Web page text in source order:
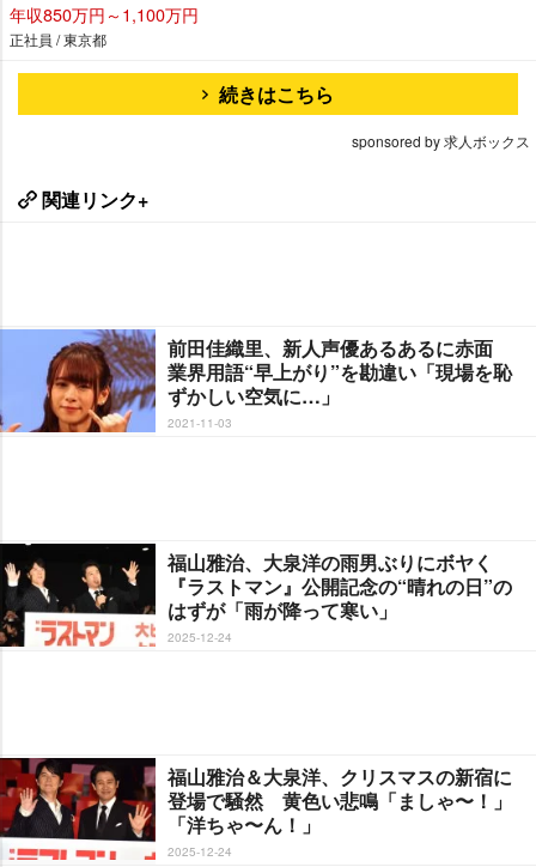
年収850万円～1,100万円
正社員 / 東京都
続きはこちら
sponsored by 求人ボックス
関連リンク+
前田佳織里、新人声優あるあるに赤面
業界用語“早上がり”を勘違い「現場を恥
ずかしい空気に…」
2021-11-03
福山雅治、大泉洋の雨男ぶりにボヤく
『ラストマン』公開記念の“晴れの日”の
はずが「雨が降って寒い」
2025-12-24
福山雅治＆大泉洋、クリスマスの新宿に
登場で騒然 黄色い悲鳴「ましゃ〜！」
「洋ちゃ〜ん！」
2025-12-24